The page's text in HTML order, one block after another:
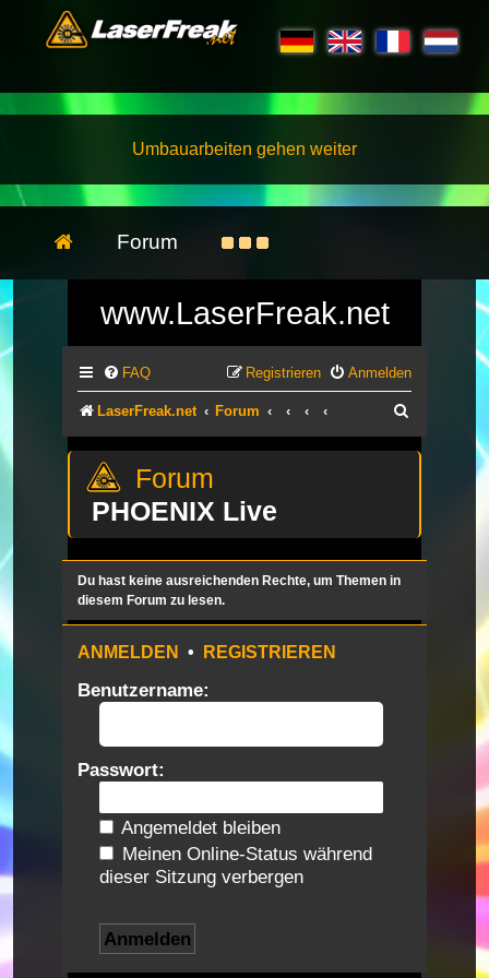
Umbauarbeiten gehen weiter
Forum
www.LaserFreak.net
FAQ Anmelden
Registrieren
LaserFreak.net Forum
PHOENIX Live
Du hast keine ausreichenden Rechte, um Themen in
diesem Forum zu lesen.
ANMELDEN • REGISTRIEREN
Benutzername:
Passwort:
Angemeldet bleiben
Meinen Online-Status während
dieser Sitzung verbergen